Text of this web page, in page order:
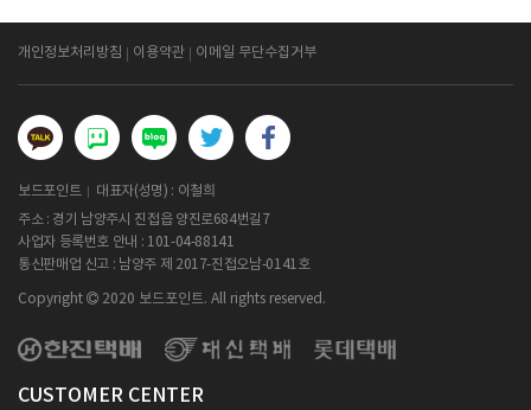
개인정보처리방침 이용약관 이메일 무단수집거부
보드포인트
대표자(성명) : 이철희
주소 : 경기 남양주시 진접읍 양진로684번길7
사업자 등록번호 안내 : 101-04-88141
통신판매업 신고 : 남양주 제 2017-진접오남-0141호
Copyright 2020 보드포인트. All rights reserved.
CUSTOMER CENTER